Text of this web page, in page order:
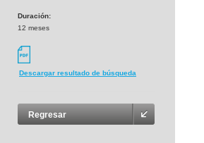
Duración:
12 meses
Descargar resultado de búsqueda
Regresar